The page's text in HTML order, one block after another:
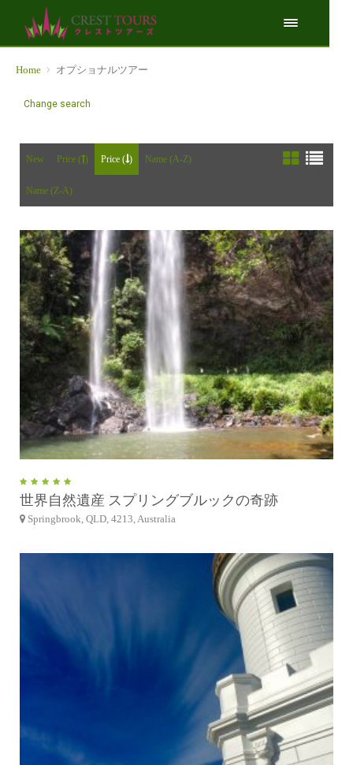
Home オプショナルツアー
Change search
New Price ( ) Price ( ) Name (A-Z)
Name (Z-A)
世界自然遺産 スプリングブルックの奇跡
Springbrook, QLD, 4213, Australia